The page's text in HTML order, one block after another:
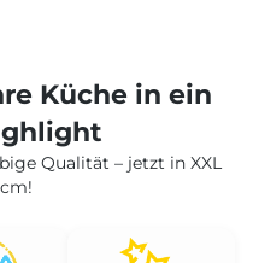
Küche in ein
Qualität – jetzt in XXL